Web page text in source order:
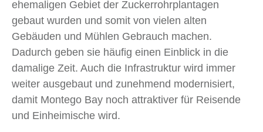
ehemaligen Gebiet der Zuckerrohrplantagen
gebaut wurden und somit von vielen alten
Gebäuden und Mühlen Gebrauch machen.
Dadurch geben sie häufig einen Einblick in die
damalige Zeit. Auch die Infrastruktur wird immer
weiter ausgebaut und zunehmend modernisiert,
damit Montego Bay noch attraktiver für Reisende
und Einheimische wird.